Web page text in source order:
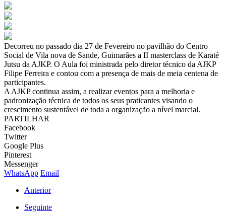
Decorreu no passado dia 27 de Fevereiro no pavilhão do Centro
Social de Vila nova de Sande, Guimarães a II masterclass de Karaté
Jutsu da AJKP. O Aula foi ministrada pelo diretor técnico da AJKP
Filipe Ferreira e contou com a presença de mais de meia centena de
participantes.
A AJKP continua assim, a realizar eventos para a melhoria e
padronização técnica de todos os seus praticantes visando o
crescimento sustentável de toda a organização a nível marcial.
PARTILHAR
Facebook
Twitter
Google Plus
Pinterest
Messenger
WhatsApp Email
Anterior
Seguinte